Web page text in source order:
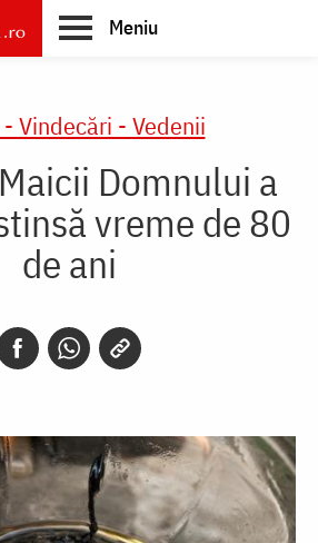
Meniu
Vindecări - Vedenii
Domnului a
vreme de 80
de ani